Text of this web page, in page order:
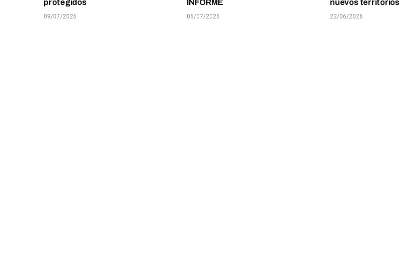
protegidos
09/07/2026
INFORME
06/07/2026
nuevos territorios
22/06/2026